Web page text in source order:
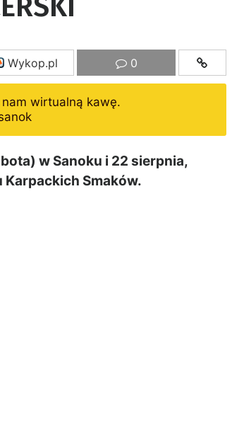
Wykop.pl 0
wirtualną kawę.
w Sanoku i 22 sierpnia,
Karpackich Smaków.